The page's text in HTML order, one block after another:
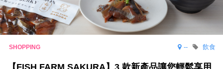
-- 飲食
【FISH FARM SAKURA】3 款新產品讓您輕鬆享用